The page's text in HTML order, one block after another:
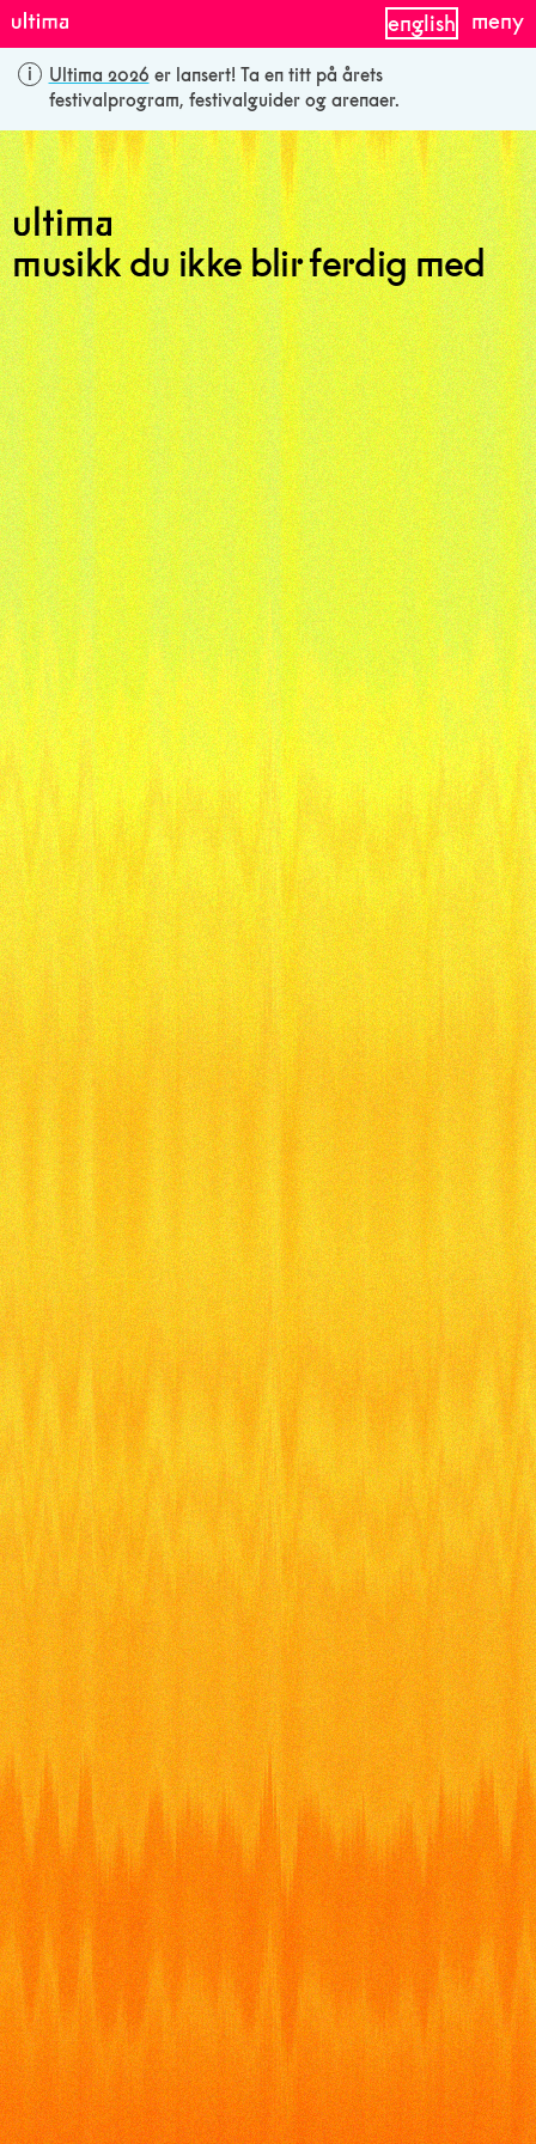
Ultima 2026 er lansert! Ta en titt på årets
festivalprogram, festivalguider og arenaer.
english meny
musikk du ikke blir ferdig med